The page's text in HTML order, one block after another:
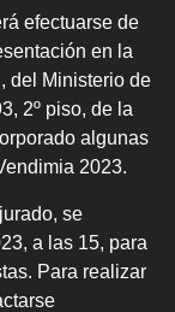
efectuarse de
en la
del Ministerio de
2º piso, de la
algunas
2023.
se
a las 15, para
Para realizar